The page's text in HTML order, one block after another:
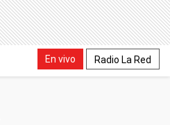
En vivo Radio La Red